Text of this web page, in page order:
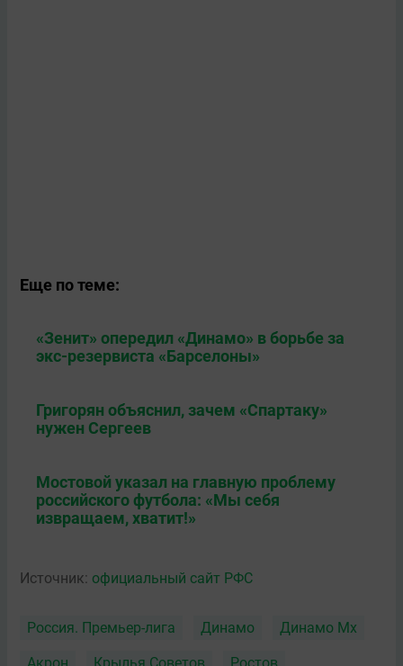
Еще по теме:
«Зенит» опередил «Динамо» в борьбе за
экс-резервиста «Барселоны»
Григорян объяснил, зачем «Спартаку»
нужен Сергеев
Мостовой указал на главную проблему
российского футбола: «Мы себя
извращаем, хватит!»
Источник: официальный сайт РФС
Россия. Премьер-лига Динамо Динамо Мх